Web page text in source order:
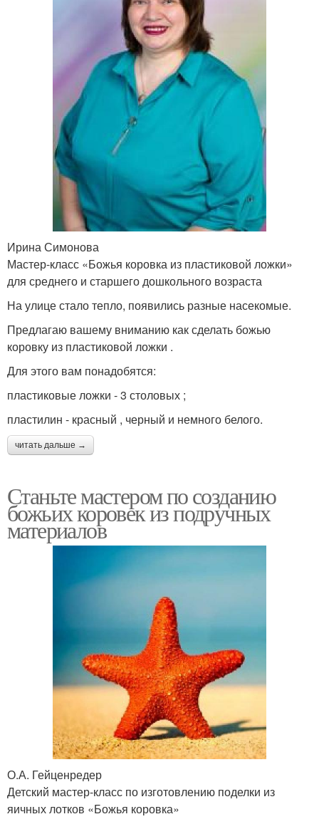
Ирина Симонова
Мастер-класс «Божья коровка из пластиковой ложки»
для среднего и старшего дошкольного возраста
На улице стало тепло, появились разные насекомые.
Предлагаю вашему вниманию как сделать божью
коровку из пластиковой ложки .
Для этого вам понадобятся:
пластиковые ложки - 3 столовых ;
пластилин - красный , черный и немного белого.
читать дальше →
Станьте мастером по созданию
божьих коровек из подручных
материалов
О.А. Гейценредер
Детский мастер-класс по изготовлению поделки из
яичных лотков «Божья коровка»